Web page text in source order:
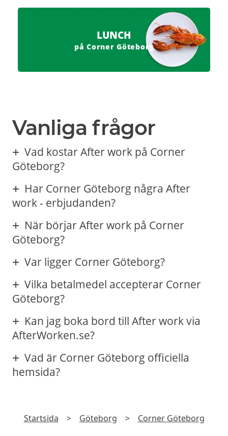
LUNCH
på Corner Göteborg
Vanliga frågor
Vad kostar After work på Corner
Göteborg?
Har Corner Göteborg några After
work - erbjudanden?
När börjar After work på Corner
Göteborg?
Var ligger Corner Göteborg?
Vilka betalmedel accepterar Corner
Göteborg?
Kan jag boka bord till After work via
AfterWorken.se?
Vad är Corner Göteborg officiella
hemsida?
Startsida > Göteborg > Corner Göteborg